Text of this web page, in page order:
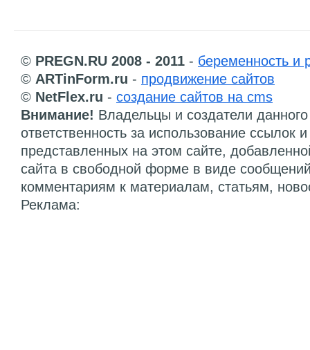
© PREGN.RU 2008 - 2011 - беременность и
© ARTinForm.ru - продвижение сайтов
© NetFlex.ru - создание сайтов на cms
Внимание! Владельцы и создатели
ответственность за использование ссылок
представленных на этом сайте,
сайта в свободной форме в виде
комментариям к материалам, статьям,
Реклама: